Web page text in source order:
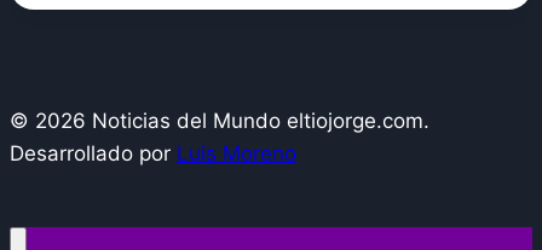
© 2026 Noticias del Mundo eltiojorge.com.
Desarrollado por Luis Moreno